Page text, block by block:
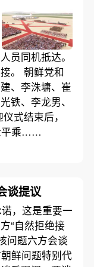
员同机抵达。
。 朝鲜党和
、李洙墉、崔
铁、李龙男、
式结束后，
平乘……
谈提议
，这是重要一
“自然拒绝接
问题六方会谈
鲜问题特别代